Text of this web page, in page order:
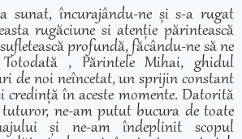
sunat, încurajându-ne și s-a rugat
rugăciune si atenție părintească
profundă, făcându-ne să ne
, Părintele Mihai, ghidul
de noi neîncetat, un sprijin constant
credință în aceste momente. Datorită
ne-am putut bucura de toate
și ne-am îndeplinit scopul